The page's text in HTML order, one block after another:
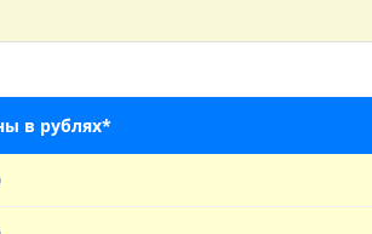
в рублях*